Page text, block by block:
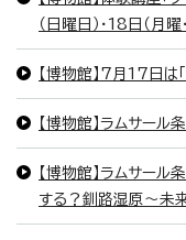
（日曜日）・18日（月
【博物館】7月17日は
【博物館】ラムサール
【博物館】ラムサー
する？釧路湿原～未